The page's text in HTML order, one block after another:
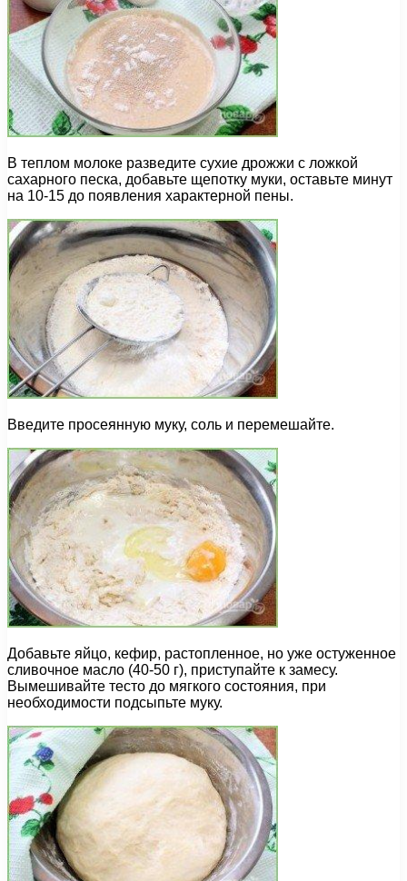
В теплом молоке разведите сухие дрожжи с ложкой
сахарного песка, добавьте щепотку муки, оставьте минут
на 10-15 до появления характерной пены.
Введите просеянную муку, соль и перемешайте.
Добавьте яйцо, кефир, растопленное, но уже остуженное
сливочное масло (40-50 г), приступайте к замесу.
Вымешивайте тесто до мягкого состояния, при
необходимости подсыпьте муку.